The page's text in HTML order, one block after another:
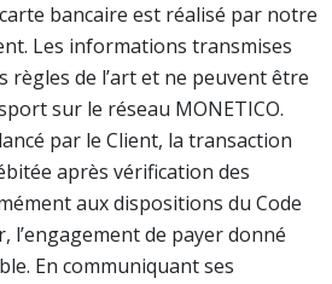
bancaire est réalisé par notre
Les informations transmises
règles de l’art et ne peuvent être
sur le réseau MONETICO.
par le Client, la transaction
après vérification des
aux dispositions du Code
l’engagement de payer donné
En communiquant ses